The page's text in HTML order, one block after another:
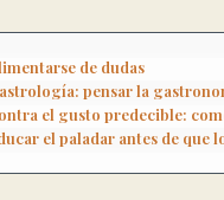
de dudas
pensar la
el paladar antes de que